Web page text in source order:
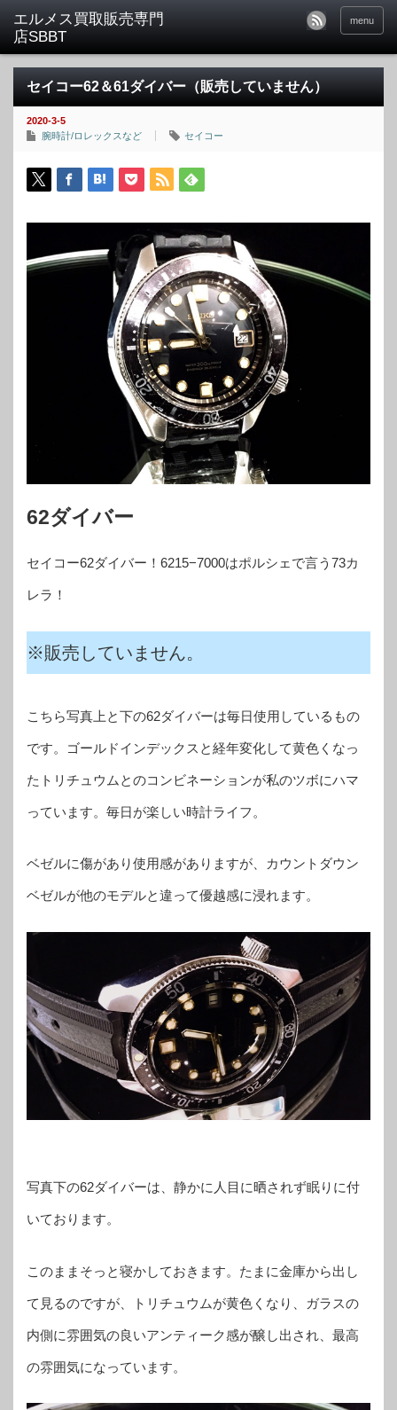
menu
セイコー62＆61ダイバー（販売していません）
2020-3-5
腕時計/ロレックスなど
セイコー
62ダイバー
セイコー62ダイバー！6215−7000はポルシェで言う73カ
レラ！
※販売していません。
こちら写真上と下の62ダイバーは毎日使用しているもの
です。ゴールドインデックスと経年変化して黄色くなっ
たトリチュウムとのコンビネーションが私のツボにハマ
っています。毎日が楽しい時計ライフ。
ベゼルに傷があり使用感がありますが、カウントダウン
ベゼルが他のモデルと違って優越感に浸れます。
写真下の62ダイバーは、静かに人目に晒されず眠りに付
いております。
このままそっと寝かしておきます。たまに金庫から出し
て見るのですが、トリチュウムが黄色くなり、ガラスの
内側に雰囲気の良いアンティーク感が醸し出され、最高
の雰囲気になっています。